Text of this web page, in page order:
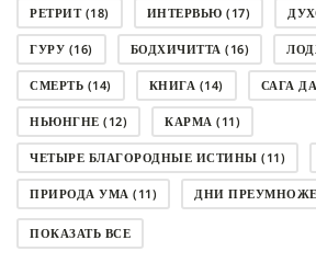
РЕТРИТ(18) ИНТЕРВЬЮ (17)
ГУРУ (16) БОДХИЧИТТА (16)
СМЕРТЬ (14) КНИГА (14) САГА
НЬЮНГНЕ (12) КАРМА (11)
ЧЕТЫРЕ БЛАГОРОДНЫЕ ИСТИНЫ (11)
ПРИРОДА УМА (11) ДНИ
СОВЕТ(10)
ПОКАЗАТЬ ВСЕ